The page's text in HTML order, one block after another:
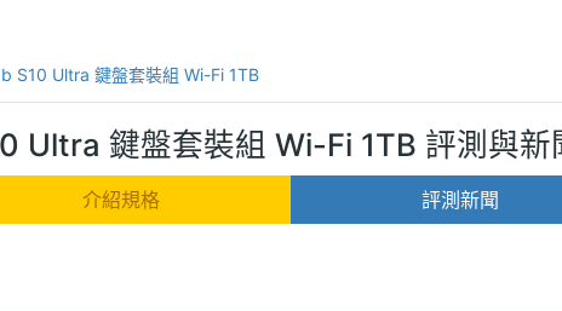
S10 Ultra 鍵盤套裝組 Wi-Fi 1TB
Ultra 鍵盤套裝組 Wi-Fi 1TB 評測與新
介紹規格 評測新聞